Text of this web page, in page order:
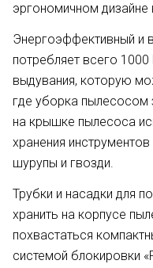
эргономичном дизайне
Энергоэффективный и
потребляет всего
выдувания, которую
где уборка пылесосом
на крышке пылесоса
хранения
шурупы и гвозди.
Трубки и насадки для
хранить на корпусе
похвастаться
системой блокировки